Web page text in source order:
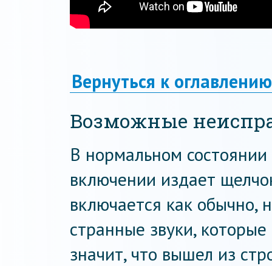
Вернуться к оглавлению
Возможные
В нормальном
включении издает
включается как обычно,
странные звуки,
значит, что вышел из